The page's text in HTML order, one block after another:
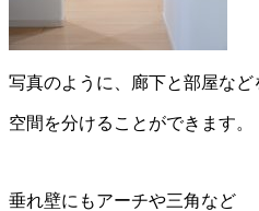
写真のように、廊下と部屋など
空間を分けることができます。
垂れ壁にもアーチや三角など